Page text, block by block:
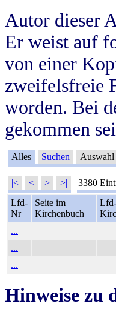
Autor dieser
Er weist auf
von einer
zweifelsfreie
worden. Bei
gekommen
Alles Suchen Auswahl
|< < > >| 3380
Lfd-
Nr
Seite im
Kirchenbuch
...
...
...
Hinweise zu